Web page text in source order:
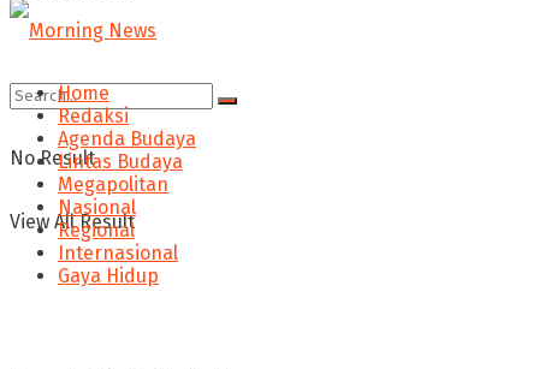
No Result
View All Result
Home
Redaksi
Agenda Budaya
Lintas Budaya
Megapolitan
Nasional
Regional
Internasional
Gaya Hidup